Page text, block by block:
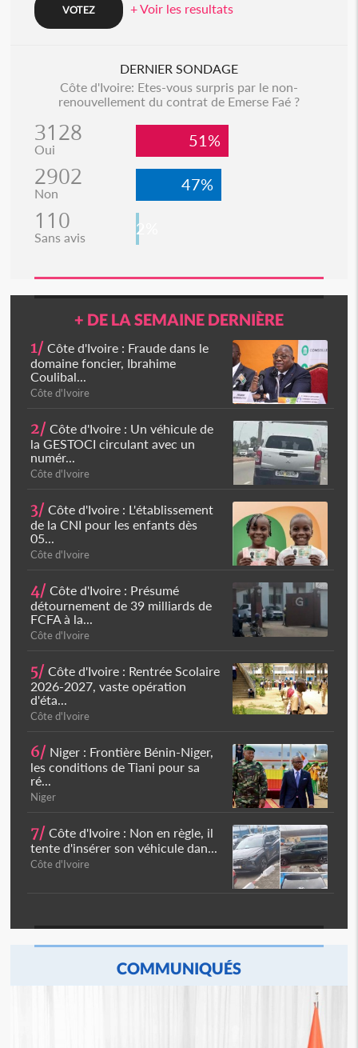
+ Voir les resultats
DERNIER SONDAGE
Côte d'Ivoire: Etes-vous surpris par le non-
renouvellement du contrat de Emerse Faé ?
3128
Oui 51%
2902
Non 47%
110
Sans avis 2%
+ DE LA SEMAINE DERNIÈRE
1/ Côte d'Ivoire : Fraude dans le
domaine foncier, Ibrahime
Coulibal...
Côte d'Ivoire
2/ Côte d'Ivoire : Un véhicule de
la GESTOCI circulant avec un
numér...
Côte d'Ivoire
3/ Côte d'Ivoire : L'établissement
de la CNI pour les enfants dès
05...
Côte d'Ivoire
4/ Côte d'Ivoire : Présumé
détournement de 39 milliards de
FCFA à la...
Côte d'Ivoire
5/ Côte d'Ivoire : Rentrée Scolaire
2026-2027, vaste opération
d'éta...
Côte d'Ivoire
6/ Niger : Frontière Bénin-Niger,
les conditions de Tiani pour sa
ré...
Niger
7/ Côte d'Ivoire : Non en règle, il
tente d'insérer son véhicule dan...
Côte d'Ivoire
COMMUNIQUÉS